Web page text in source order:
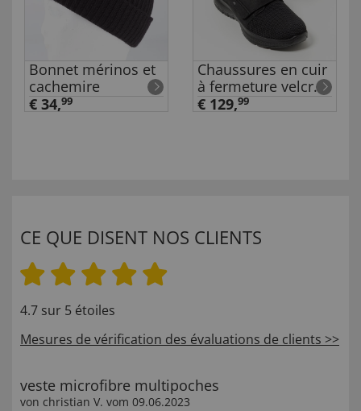
Bonnet mérinos et
cachemire
€ 34,99
Chaussures en cuir
à fermeture velcro
pour homme
€ 129,99
CE QUE DISENT NOS CLIENTS
4.7 sur 5 étoiles
Mesures de vérification des évaluations de clients >>
veste microfibre multipoches
von christian V. vom 09.06.2023